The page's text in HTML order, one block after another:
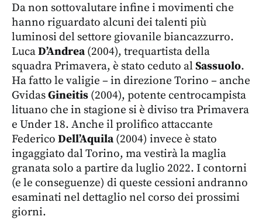
Da non sottovalutare infine i movimenti che
hanno riguardato alcuni dei talenti più
luminosi del settore giovanile biancazzurro.
LucaD’Andrea (2004), trequartista della
squadra Primavera, è stato ceduto alSassuolo.
Ha fatto le valigie – in direzione Torino – anche
GvidasGineitis (2004), potente centrocampista
lituano che in stagione si è diviso tra Primavera
e Under 18. Anche il prolifico attaccante
Federico Dell’Aquila (2004) invece è stato
ingaggiato dal Torino, ma vestirà la maglia
granata solo a partire da luglio 2022. I contorni
(e le conseguenze) di queste cessioni andranno
esaminati nel dettaglio nel corso dei prossimi
giorni.